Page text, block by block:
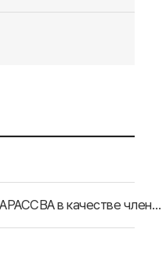
Свод публикаций в корейских СМИ о подаче заявки Чуйской области на вступление в АРАССВА в качестве члена-корреспондента